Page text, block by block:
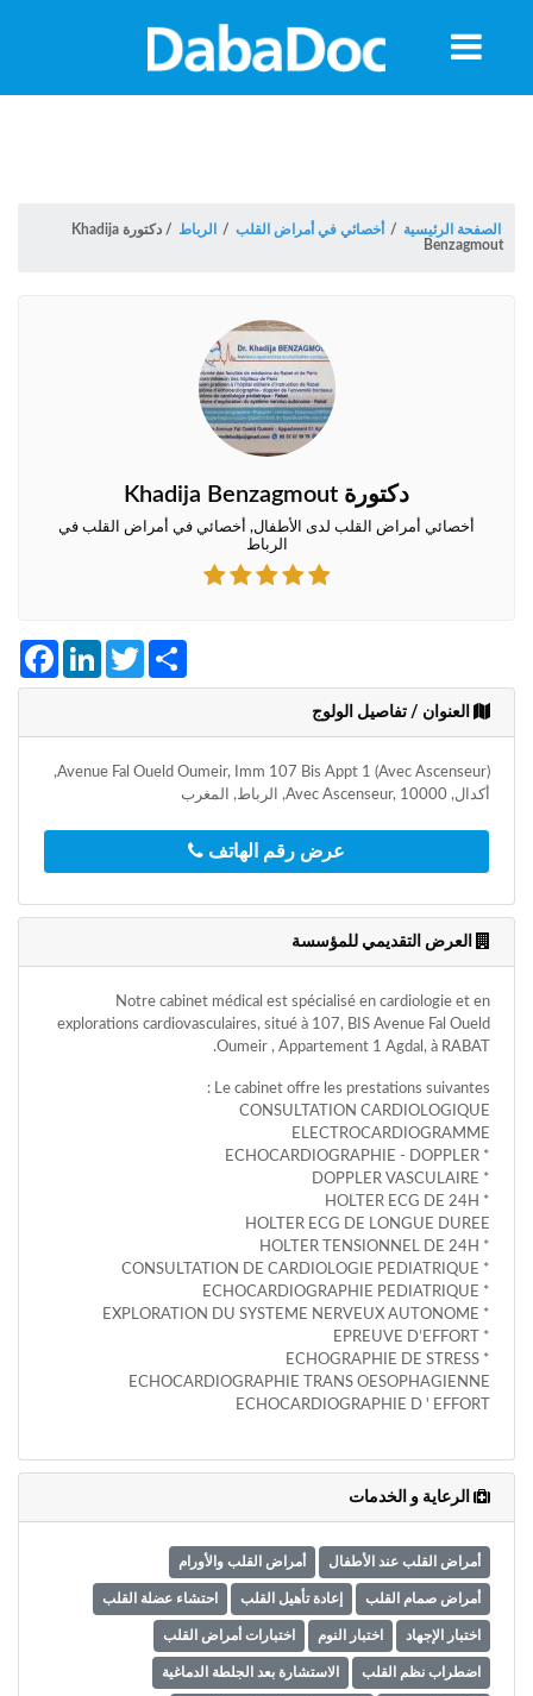
الصفحة الرئيسية / أخصائي في أمراض القلب / الرباط /
دكتورة Khadija
Benzagmout
دكتورة Khadija Benzagmout
أخصائي أمراض القلب لدى الأطفال, أخصائي في أمراض القلب في
الرباط
LinkedIn Twitter Share
العنوان / تفاصيل الولوج
Avenue Fal Oueld Oumeir, Imm 107 Bis Appt 1 (Avec Ascenseur),
أكدال, Avec Ascenseur, 10000, الرباط, المغرب
عرض رقم الهاتف
العرض التقديمي للمؤسسة
Notre cabinet médical est spécialisé en cardiologie et en
explorations cardiovasculaires, situé à 107, BIS Avenue Fal Oueld
Oumeir , Appartement 1 Agdal, à RABAT.
Le cabinet offre les prestations suivantes :
CONSULTATION CARDIOLOGIQUE
ELECTROCARDIOGRAMME
* ECHOCARDIOGRAPHIE - DOPPLER
* DOPPLER VASCULAIRE
* HOLTER ECG DE 24H
HOLTER ECG DE LONGUE DUREE
* HOLTER TENSIONNEL DE 24H
* CONSULTATION DE CARDIOLOGIE PEDIATRIQUE
* ECHOCARDIOGRAPHIE PEDIATRIQUE
* EXPLORATION DU SYSTEME NERVEUX AUTONOME
* EPREUVE D’EFFORT
* ECHOGRAPHIE DE STRESS
ECHOCARDIOGRAPHIE TRANS OESOPHAGIENNE
ECHOCARDIOGRAPHIE D ' EFFORT
الرعاية و الخدمات
أمراض القلب عند الأطفال أمراض القلب والأورام
أمراض صمام القلب إعادة تأهيل القلب احتشاء عضلة القلب
اختبار الإجهاد اختبار النوم اختبارات أمراض القلب
اضطراب نظم القلب الاستشارة بعد الجلطة الدماغية
معلومات
Morocco
"تأكيد
المواعيد"
تقر
بأنك
قرأت
وافقت
على
شروط
الاستخدام
،
بما
في
ذلك
الفقرة
بحماية
المعلومات
الشخصية.